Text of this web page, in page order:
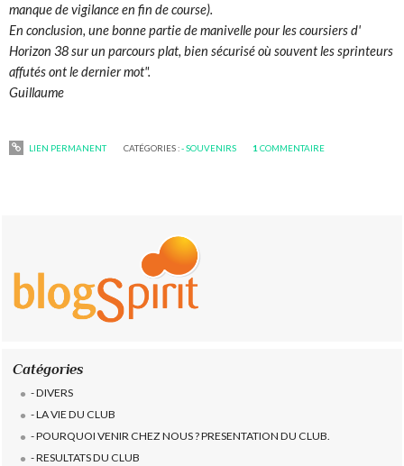
Catégories
- DIVERS
- LA VIE DU CLUB
- POURQUOI VENIR CHEZ NOUS ? PRESENTATION DU CLUB.
- RESULTATS DU CLUB
manque de vigilance en fin de course).
En conclusion, une bonne partie de manivelle pour les coursiers d'
Horizon 38 sur un parcours plat, bien sécurisé où souvent les sprinteurs
affutés ont le dernier mot".
Guillaume
LIEN PERMANENT CATÉGORIES :- SOUVENIRS 1 COMMENTAIRE